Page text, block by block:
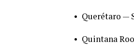
• Querétaro —
• Quintana